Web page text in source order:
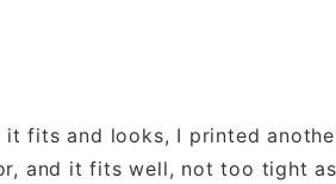
fits and looks, I printed
and it fits well, not too tight